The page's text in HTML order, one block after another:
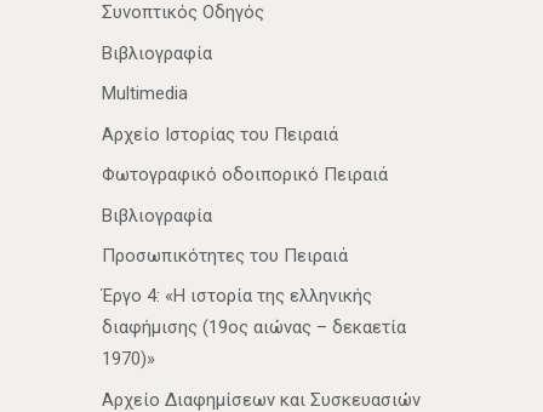
Συνοπτικός Οδηγός
Βιβλιογραφία
Multimedia
Αρχείο Ιστορίας του Πειραιά
Φωτογραφικό οδοιπορικό Πειραιά
Βιβλιογραφία
Προσωπικότητες του Πειραιά
Έργο 4: «Η ιστορία της ελληνικής
διαφήμισης (19ος αιώνας – δεκαετία
1970)»
Αρχείο Διαφημίσεων και Συσκευασιών